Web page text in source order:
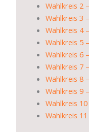
Wahlkreis 2
Wahlkreis 3
Wahlkreis 4
Wahlkreis 5
Wahlkreis 6
Wahlkreis 7
Wahlkreis 8
Wahlkreis 9
Wahlkreis
Wahlkreis